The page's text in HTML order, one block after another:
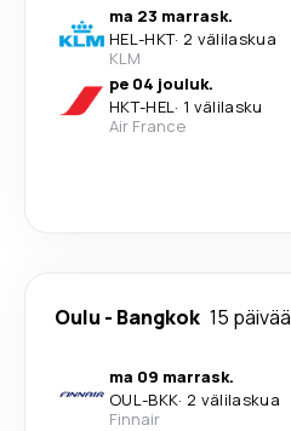
ma 23 marrask.
HEL-HKT· 2 välilaskua
KLM
pe 04 jouluk.
HKT-HEL· 1 välilasku
Air France
Oulu - Bangkok 15 päivää
ma 09 marrask.
OUL-BKK· 2 välilaskua
Finnair